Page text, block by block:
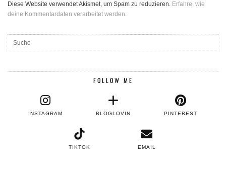
Diese Website verwendet Akismet, um Spam zu reduzieren. Erfahre, wie
deine Kommentardaten verarbeitet werden.
FOLLOW ME
INSTAGRAM BLOGLOVIN PINTEREST
TIKTOK EMAIL